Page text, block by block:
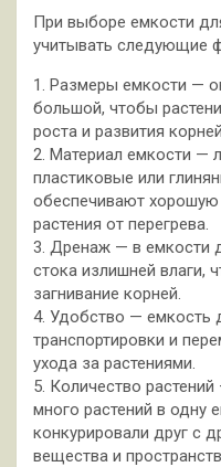
При выборе емкости
учитывать следующие
1. Размеры емкости —
большой, чтобы
роста и развития
2. Материал емкости —
пластиковые или
обеспечивают
растения от перегрева.
3. Дренаж — в емкости
стока излишней влаги,
загнивание корней.
4. Удобство — емкость
транспортировки и
ухода за растениями.
5. Количество
много растений в одну
конкурировали друг с
вещества и